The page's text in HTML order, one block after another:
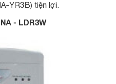
YR3B) tiện lợi.
- LDR3W